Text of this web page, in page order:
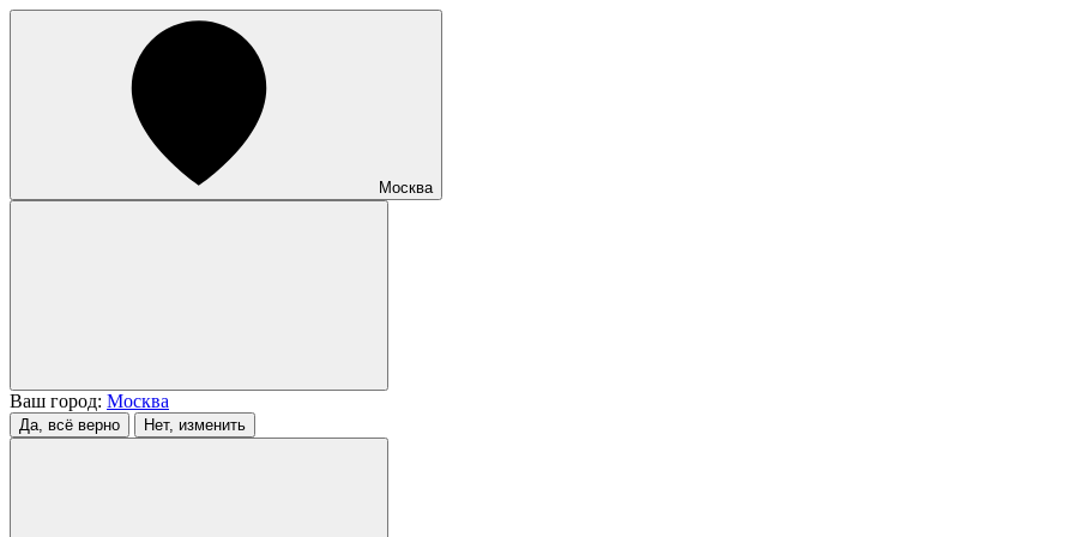
Москва
Ваш город: Москва
Да, всё верно Нет, изменить